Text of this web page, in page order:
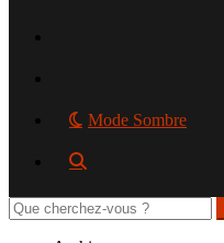
Mode Sombre
Rechercher
sur